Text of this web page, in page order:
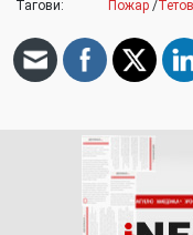
Тагови: Пожар /